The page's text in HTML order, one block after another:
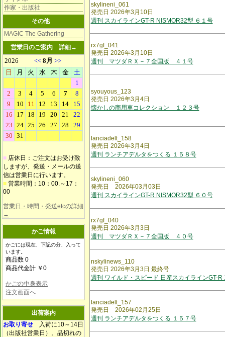
作家・出版社
その他
MAGIC The Gathering
営業日のご案内 詳細→
■ 店休日：ご注文はお受け致
しますが、発送・メールの送
信は営業日に行います。
■ 営業時間：10：00.～17：
00
営業日・時間・発送etcの詳細
→
かご情報
かごには現在、下記の分、入って
います。
商品数 0
商品代金計 ￥0
かごの中身表示
注文画面へ
出荷案内
お取り寄せ 入荷に10～14日
（出版社営業日）。品切れの
skylineni_061
発売日 2026年3月10日
週刊 スカイラインGT-R NISMOR32型 ６１号
rx7gf_041
発売日 2026年3月10日
週刊 マツダＲＸ－７全国版 ４１号
syouyous_123
発売日 2026年3月4日
懐かしの商用車コレクション １２３号
lanciadelt_158
発売日 2026年3月4日
週刊 ランチアデルタをつくる １５８号
skylineni_060
発売日 2026年03月03日
週刊 スカイラインGT-R NISMOR32型 ６０号
rx7gf_040
発売日 2026年3月3日
週刊 マツダＲＸ－７全国版 ４０号
nskylinews_110
発売日 2026年3月3日 最終号
週刊 ワイルド・スピード 日産スカイラインGT-R
lanciadelt_157
発売日 2026年02月25日
週刊 ランチアデルタをつくる １５７号